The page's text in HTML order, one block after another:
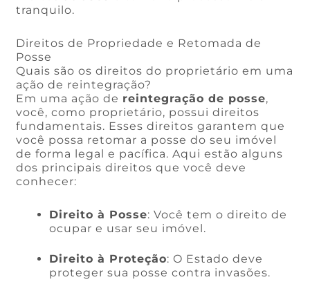
tranquilo.
Direitos de Propriedade e Retomada de
Posse
Quais são os direitos do proprietário em uma
ação de reintegração?
Em uma ação de reintegração de posse,
você, como proprietário, possui direitos
fundamentais. Esses direitos garantem que
você possa retomar a posse do seu imóvel
de forma legal e pacífica. Aqui estão alguns
dos principais direitos que você deve
conhecer:
Direito à Posse: Você tem o direito de
ocupar e usar seu imóvel.
Direito à Proteção: O Estado deve
proteger sua posse contra invasões.